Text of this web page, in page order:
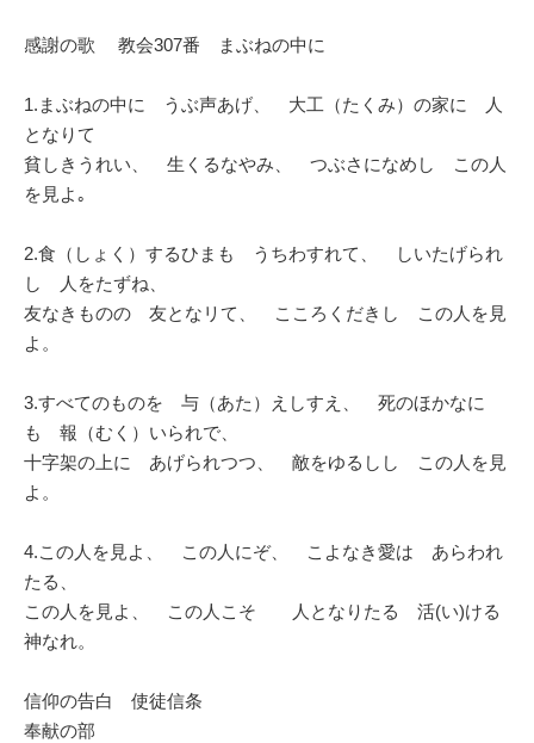
感謝の歌 教会307番 まぶねの中に
1.まぶねの中に うぶ声あげ、 大工（たくみ）の家に 人
となりて
貧しきうれい、 生くるなやみ、 つぶさになめし この人
を見よ｡
2.食（しょく）するひまも うちわすれて、 しいたげられ
し 人をたずね、
友なきものの 友となリて、 こころくだきし この人を見
よ。
3.すべてのものを 与（あた）えしすえ、 死のほかなに
も 報（むく）いられで、
十字架の上に あげられつつ、 敵をゆるしし この人を見
よ。
4.この人を見よ、 この人にぞ、 こよなき愛は あらわれ
たる、
この人を見よ、 この人こそ 人となりたる 活(い)ける
神なれ。
信仰の告白 使徒信条
奉献の部